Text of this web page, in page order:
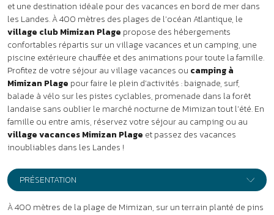
PRÉSENTATION
À 400 mètres de la plage de Mimizan, sur un terrain planté de pins
maritimes, le village club Mimizan Plage *** propose des
hébergements modernes et confortables répartis dans 2 zones : le
village vacances et le camping. Les services et commerces sont à
moins de 500 mètres.
Votre location vacances à
Mimizan
Au village vacances, en location ou en demi-pension
72 logements répartis dans 2 résidences de 2 niveaux.
•